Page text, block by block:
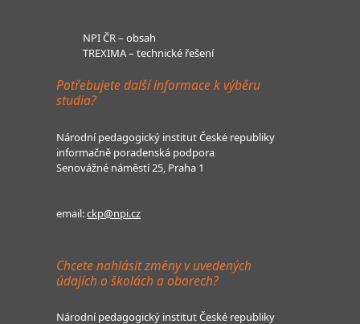
NPI ČR – obsah
TREXIMA – technické řešení
Potřebujete další informace k výběru
studia?
Národní pedagogický institut České republiky
informačně poradenská podpora
Senovážné náměstí 25, Praha 1
email:ckp@npi.cz
Chcete nahlásit změny v uvedených
údajích o školách a oborech?
Národní pedagogický institut České republiky